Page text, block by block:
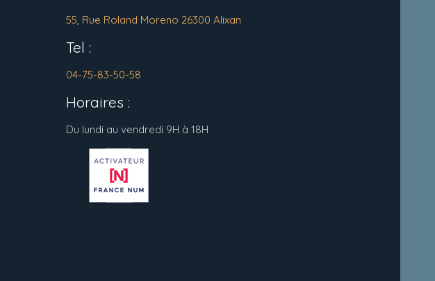
55, Rue Roland Moreno 26300 Alixan
Tel :
04-75-83-50-58
Horaires :
Du lundi au vendredi 9H à 18H